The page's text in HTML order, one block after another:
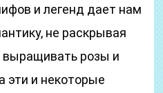
и легенд дает нам
не раскрывая
выращивать розы и
эти и некоторые